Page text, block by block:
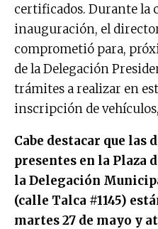
certificados. Durante la
inauguración, el
comprometió para,
de la Delegación
trámites a realizar en
inscripción de
Cabe destacar que
presentes en la Plaza
la Delegación
(calle Talca #1145)
martes 27 de mayo y